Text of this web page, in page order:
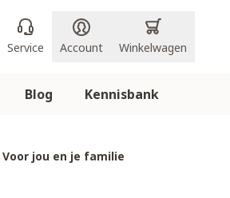
Blog Kennisbank
Service Account Winkelwagen
Voor jou en je familie